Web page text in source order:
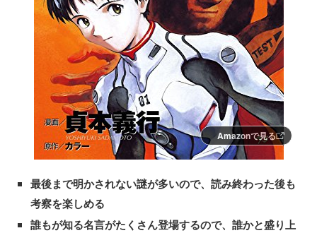
Amazonで見る
最後まで明かされない謎が多いので、読み終わった後も
考察を楽しめる
誰もが知る名言がたくさん登場するので、誰かと盛り上